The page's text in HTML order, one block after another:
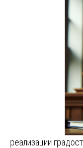
реализации